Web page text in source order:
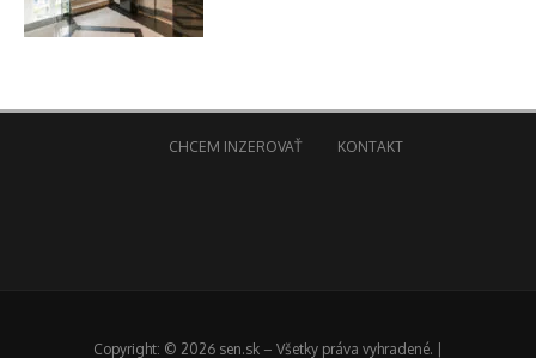
CHCEM INZEROVAŤ KONTAKT
Copyright: © 2026 sen.sk – Všetky práva vyhradené. |